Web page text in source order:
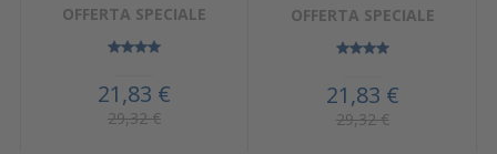
OFFERTA SPECIALE
21,83 €
29,32 €
OFFERTA SPECIALE
21,83 €
29,32 €